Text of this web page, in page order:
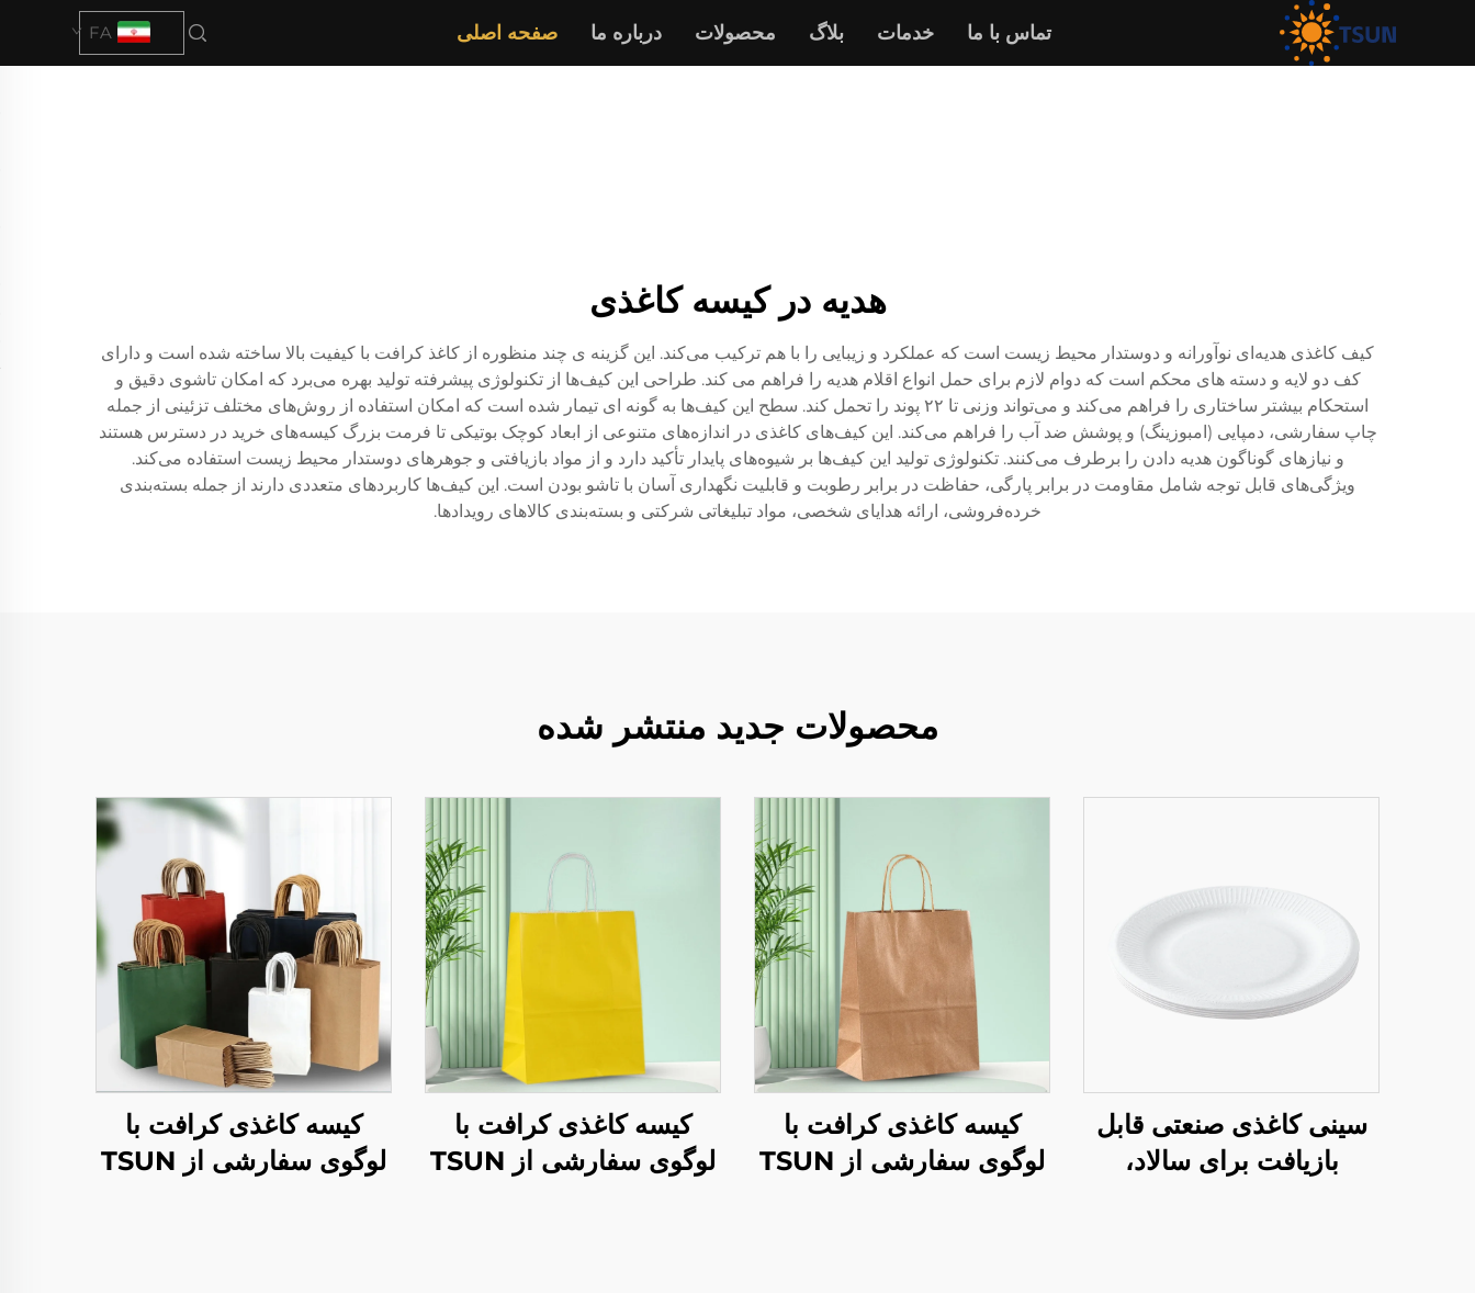
صفحه اصلی درباره ما محصولات بلاگ خدمات تماس با ما FA
هدیه در کیسه کاغذی
کیف کاغذی هدیه‌ای نوآورانه و دوستدار محیط زیست است که عملکرد و زیبایی را با هم ترکیب می‌کند. این گزینه ی چند منظوره از کاغذ کرافت با کیفیت بالا ساخته شده است و دارای
کف دو لایه و دسته های محکم است که دوام لازم برای حمل انواع اقلام هدیه را فراهم می کند. طراحی این کیف‌ها از تکنولوژی پیشرفته تولید بهره می‌برد که امکان تاشوی دقیق و
استحکام بیشتر ساختاری را فراهم می‌کند و می‌تواند وزنی تا ۲۲ پوند را تحمل کند. سطح این کیف‌ها به گونه ای تیمار شده است که امکان استفاده از روش‌های مختلف تزئینی از جمله
چاپ سفارشی، دمپایی (امبوزینگ) و پوشش ضد آب را فراهم می‌کند. این کیف‌های کاغذی در اندازه‌های متنوعی از ابعاد کوچک بوتیکی تا فرمت بزرگ کیسه‌های خرید در دسترس هستند
و نیازهای گوناگون هدیه دادن را برطرف می‌کنند. تکنولوژی تولید این کیف‌ها بر شیوه‌های پایدار تأکید دارد و از مواد بازیافتی و جوهرهای دوستدار محیط زیست استفاده می‌کند.
ویژگی‌های قابل توجه شامل مقاومت در برابر پارگی، حفاظت در برابر رطوبت و قابلیت نگهداری آسان با تاشو بودن است. این کیف‌ها کاربردهای متعددی دارند از جمله بسته‌بندی
خرده‌فروشی، ارائه هدایای شخصی، مواد تبلیغاتی شرکتی و بسته‌بندی کالاهای رویدادها.
محصولات جدید منتشر شده
سینی کاغذی صنعتی قابل
بازیافت برای سالاد،
کیسه کاغذی کرافت با
لوگوی سفارشی از TSUN
کیسه کاغذی کرافت با
لوگوی سفارشی از TSUN
کیسه کاغذی کرافت با
لوگوی سفارشی از TSUN